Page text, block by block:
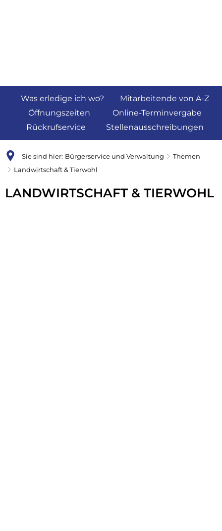
Was erledige ich wo?
Mitarbeitende von A-Z
Öffnungszeiten
Online-Terminvergabe
Rückrufservice
Stellenausschreibungen
Sie sind hier: Bürgerservice und Verwaltung
Themen
Landwirtschaft & Tierwohl
Landwirtschaft
LANDWIRTSCHAFT & TIERWOHL